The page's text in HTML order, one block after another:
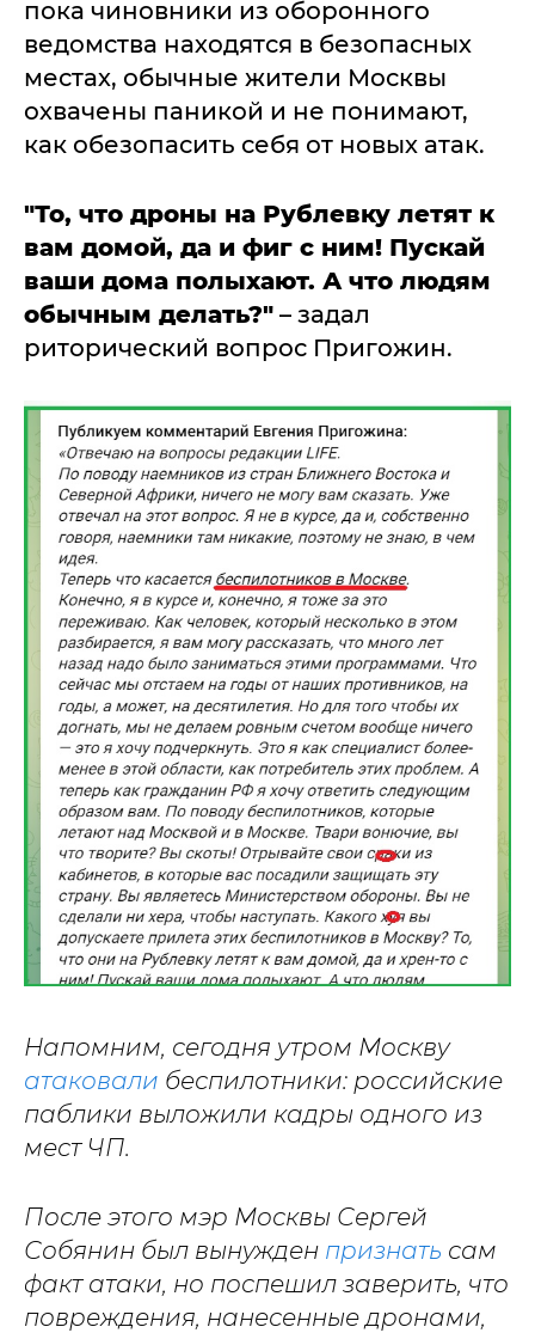
пока чиновники из оборонного
ведомства находятся в безопасных
местах, обычные жители Москвы
охвачены паникой и не понимают,
как обезопасить себя от новых атак.
"То, что дроны на Рублевку летят к
вам домой, да и фиг с ним! Пускай
ваши дома полыхают. А что людям
обычным делать?" – задал
риторический вопрос Пригожин.
Напомним, сегодня утром Москву
атаковали беспилотники: российские
паблики выложили кадры одного из
мест ЧП.
После этого мэр Москвы Сергей
Собянин был вынужден признать сам
факт атаки, но поспешил заверить, что
повреждения, нанесенные дронами,